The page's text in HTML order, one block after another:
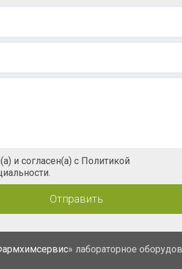
и согласен(а) с Политикой
Отправить
» лабораторное